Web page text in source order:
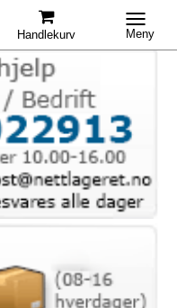
Handlekurv Meny